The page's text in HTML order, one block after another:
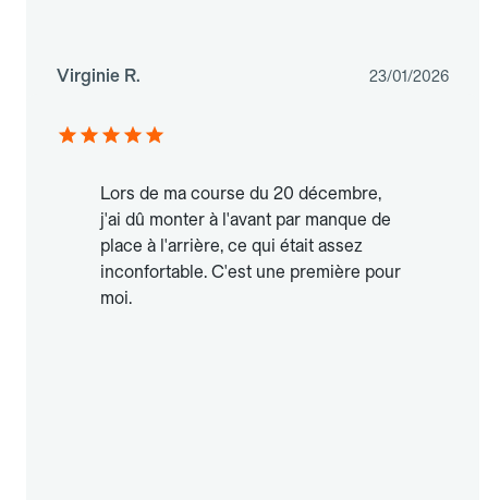
Virginie R. 23/01/2026
Lors de ma course du 20 décembre,
j'ai dû monter à l'avant par manque de
place à l'arrière, ce qui était assez
inconfortable. C'est une première pour
moi.